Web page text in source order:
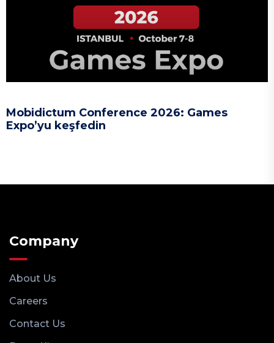
Mobidictum Conference 2026: Games
Expo’yu keşfedin
Company
About Us
Careers
Contact Us